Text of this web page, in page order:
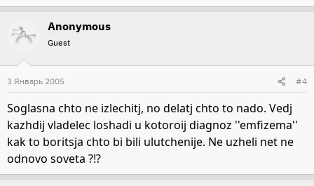
Anonymous
Guest
3 Январь 2005 #4
Soglasna chto ne izlechitj, no delatj chto to nado. Vedj
kazhdij vladelec loshadi u kotoroij diagnoz ''emfizema''
kak to boritsja chto bi bili ulutchenije. Ne uzheli net ne
odnovo soveta ?!?